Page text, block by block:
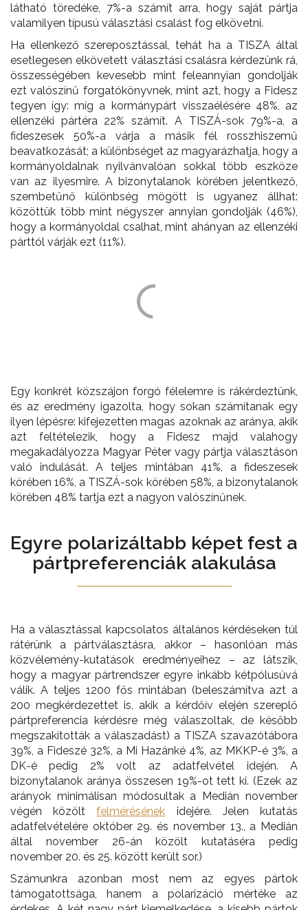
látható töredéke, 7%-a számít arra, hogy saját pártja
valamilyen típusú választási csalást fog elkövetni.
Ha ellenkező szereposztással, tehát ha a TISZA által
esetlegesen elkövetett választási csalásra kérdezünk rá,
összességében kevesebb mint feleannyian gondolják
ezt valószínű forgatókönyvnek, mint azt, hogy a Fidesz
tegyen így: míg a kormánypárt visszaélésére 48%, az
ellenzéki pártéra 22% számít. A TISZÁ-sok 79%-a, a
fideszesek 50%-a várja a másik fél rosszhiszemű
beavatkozását; a különbséget az magyarázhatja, hogy a
kormányoldalnak nyilvánvalóan sokkal több eszköze
van az ilyesmire. A bizonytalanok körében jelentkező,
szembetűnő különbség mögött is ugyanez állhat:
közöttük több mint négyszer annyian gondolják (46%),
hogy a kormányoldal csalhat, mint ahányan az ellenzéki
párttól várják ezt (11%).
Egy konkrét közszájon forgó félelemre is rákérdeztünk,
és az eredmény igazolta, hogy sokan számítanak egy
ilyen lépésre: kifejezetten magas azoknak az aránya, akik
azt feltételezik, hogy a Fidesz majd valahogy
megakadályozza Magyar Péter vagy pártja választáson
való indulását. A teljes mintában 41%, a fideszesek
körében 16%, a TISZÁ-sok körében 58%, a bizonytalanok
körében 48% tartja ezt a nagyon valószínűnek.
Egyre polarizáltabb képet fest a
pártpreferenciák alakulása
Ha a választással kapcsolatos általános kérdéseken túl
rátérünk a pártválasztásra, akkor – hasonlóan más
közvélemény-kutatások eredményeihez – az látszik,
hogy a magyar pártrendszer egyre inkább kétpólusúvá
válik. A teljes 1200 fős mintában (beleszámítva azt a
200 megkérdezettet is, akik a kérdőív elején szereplő
pártpreferencia kérdésre még válaszoltak, de később
megszakították a válaszadást) a TISZA szavazótábora
39%, a Fideszé 32%, a Mi Hazánké 4%, az MKKP-é 3%, a
DK-é pedig 2% volt az adatfelvétel idején. A
bizonytalanok aránya összesen 19%-ot tett ki. ( Ezek az
arányok minimálisan módosultak a Medián november
végén közöltfelmérésének idejére. Jelen kutatás
adatfelvételére október 29. és november 13., a Medián
által november 26-án közölt kutatáséra pedig
november 20. és 25. között került sor.)
Számunkra azonban most nem az egyes pártok
támogatottsága, hanem a polarizáció mértéke az